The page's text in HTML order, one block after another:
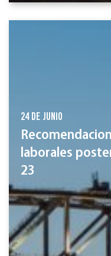
24 de junio
laborales
23